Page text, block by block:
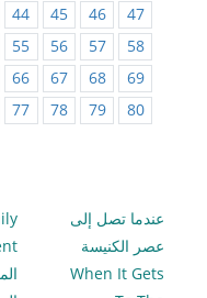
44 45 46
47
55 56 57
58
66 67 68
69
77 78 79
80
عندما تصل إلى
عصر الكنيسة
When It Gets